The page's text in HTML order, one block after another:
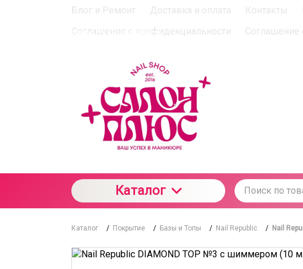
Блог и Ремонт Доставка и оплата Контакты
Соглашение о конфиденциальности
Соглашение
Каталог
Каталог / Покрытие / Базы и Топы / Nail Republic / Nail
При использовании данного сайта вы подтверждаете свое
отношении данного типа файлов